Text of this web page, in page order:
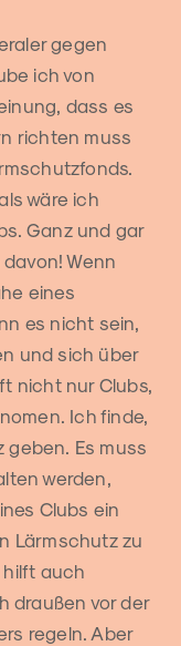
gegen
ich von
dass es
richten muss
wäre ich
Ganz und gar
Wenn
eines
es nicht sein,
und sich über
nicht nur Clubs,
Ich finde,
Es muss
werden,
Clubs ein
Lärmschutz zu
hilft auch
draußen vor der
regeln. Aber